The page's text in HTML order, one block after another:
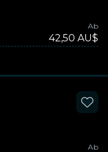
Ab
42,50 AU$
Ab